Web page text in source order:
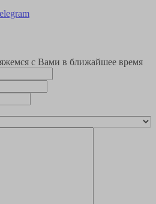
с Вами в ближайшее время